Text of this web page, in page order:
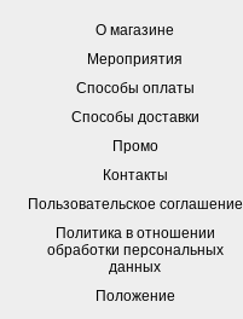
О магазине
Мероприятия
Способы оплаты
Способы доставки
Промо
Контакты
Пользовательское соглашение
Политика в отношении
обработки персональных
данных
Положение